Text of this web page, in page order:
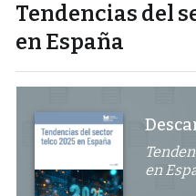
Tendencias del
en España
en